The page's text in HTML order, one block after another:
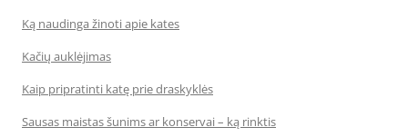
Ką naudinga žinoti apie kates
Kačių auklėjimas
Kaip pripratinti katę prie draskyklės
Sausas maistas šunims ar konservai – ką rinktis